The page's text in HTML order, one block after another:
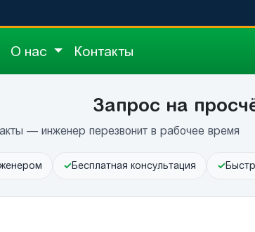
О нас Контакты
Запрос на
— инженер перезвонит в рабочее время
✓Бесплатная консультация ✓